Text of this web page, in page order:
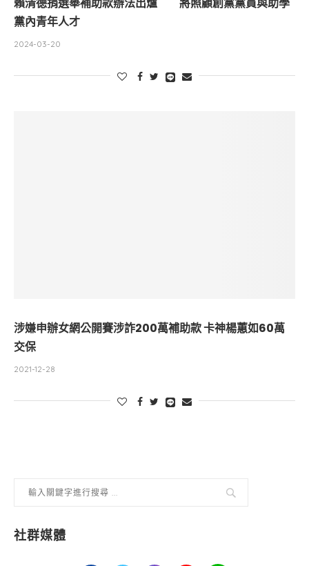
黨內青年人才
2024-03-20
涉嫌申辦女網公開賽涉詐200萬補助款 卡神楊蕙如60萬
交保
2021-12-28
社群媒體